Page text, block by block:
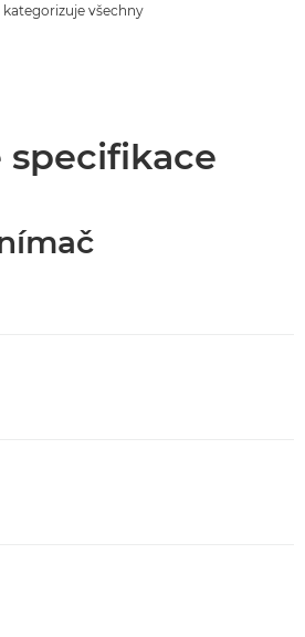
kategorizuje všechny
specifikace